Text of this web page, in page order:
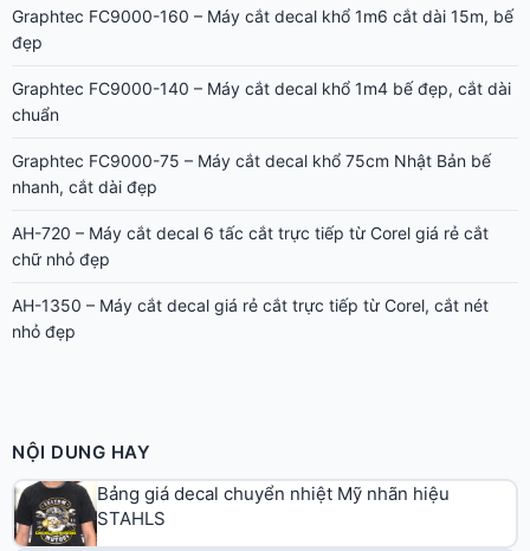
Graphtec FC9000-160 – Máy cắt decal khổ 1m6 cắt dài 15m, bế
đẹp
Graphtec FC9000-140 – Máy cắt decal khổ 1m4 bế đẹp, cắt dài
chuẩn
Graphtec FC9000-75 – Máy cắt decal khổ 75cm Nhật Bản bế
nhanh, cắt dài đẹp
AH-720 – Máy cắt decal 6 tấc cắt trực tiếp từ Corel giá rẻ cắt
chữ nhỏ đẹp
AH-1350 – Máy cắt decal giá rẻ cắt trực tiếp từ Corel, cắt nét
nhỏ đẹp
NỘI DUNG HAY
Bảng giá decal chuyển nhiệt Mỹ nhãn hiệu
STAHLS